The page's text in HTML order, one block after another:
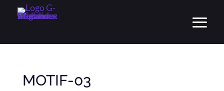
MOTIF-03